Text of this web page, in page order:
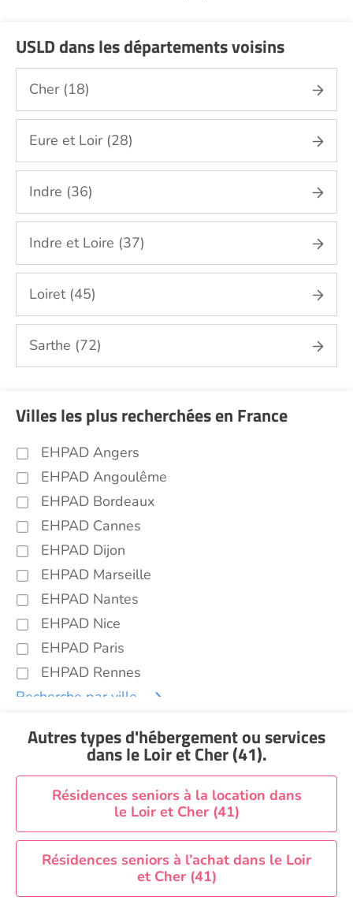
USLD dans les départements voisins
Cher (18)
Eure et Loir (28)
Indre (36)
Indre et Loire (37)
Loiret (45)
Sarthe (72)
Villes les plus recherchées en France
EHPAD Angers
EHPAD Angoulême
EHPAD Bordeaux
EHPAD Cannes
EHPAD Dijon
EHPAD Marseille
EHPAD Nantes
EHPAD Nice
EHPAD Paris
EHPAD Rennes
Recherche par ville
Autres types d'hébergement ou services
dans le Loir et Cher (41).
Résidences seniors à la location dans
le Loir et Cher (41)
Résidences seniors à l’achat dans le Loir
et Cher (41)